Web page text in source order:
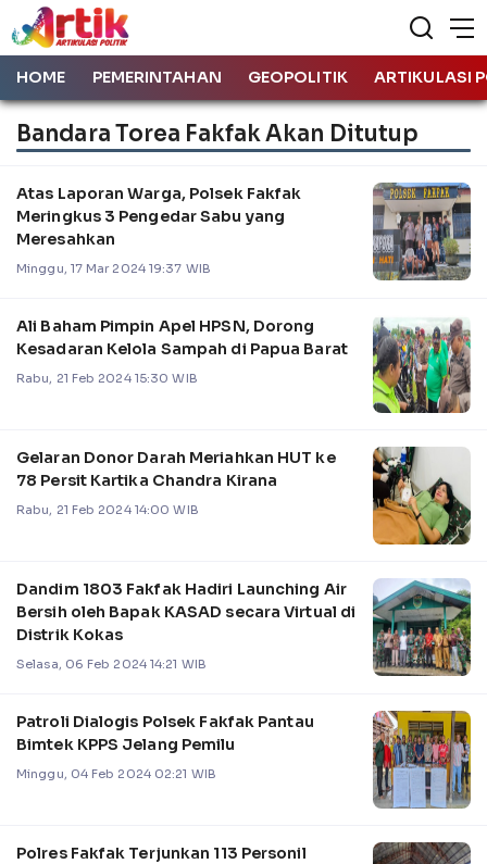
HOME PEMERINTAHAN GEOPOLITIK ARTIKULASI
Bandara Torea Fakfak Akan Ditutup
Atas Laporan Warga, Polsek Fakfak
Meringkus 3 Pengedar Sabu yang
Meresahkan
Minggu, 17 Mar 2024 19:37 WIB
Ali Baham Pimpin Apel HPSN, Dorong
Kesadaran Kelola Sampah di Papua Barat
Rabu, 21 Feb 2024 15:30 WIB
Gelaran Donor Darah Meriahkan HUT ke
78 Persit Kartika Chandra Kirana
Rabu, 21 Feb 2024 14:00 WIB
Dandim 1803 Fakfak Hadiri Launching Air
Bersih oleh Bapak KASAD secara Virtual di
Distrik Kokas
Selasa, 06 Feb 2024 14:21 WIB
Patroli Dialogis Polsek Fakfak Pantau
Bimtek KPPS Jelang Pemilu
Minggu, 04 Feb 2024 02:21 WIB
Polres Fakfak Terjunkan 113 Personil